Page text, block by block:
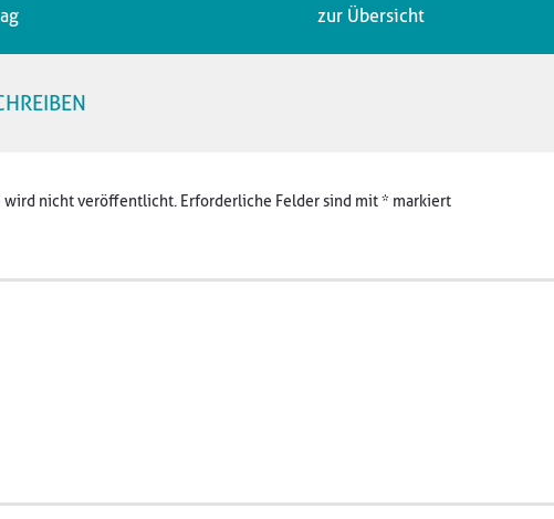
zur Übersicht
wird nicht veröffentlicht. Erforderliche Felder sind mit* markiert